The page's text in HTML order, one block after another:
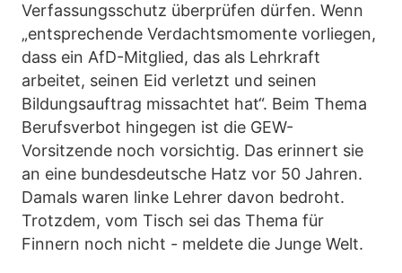
Verfassungsschutz überprüfen dürfen. Wenn
„entsprechende Verdachtsmomente vorliegen,
dass ein AfD-Mitglied, das als Lehrkraft
arbeitet, seinen Eid verletzt und seinen
Bildungsauftrag missachtet hat“. Beim Thema
Berufsverbot hingegen ist die GEW-
Vorsitzende noch vorsichtig. Das erinnert sie
an eine bundesdeutsche Hatz vor 50 Jahren.
Damals waren linke Lehrer davon bedroht.
Trotzdem, vom Tisch sei das Thema für
Finnern noch nicht - meldete die Junge Welt.